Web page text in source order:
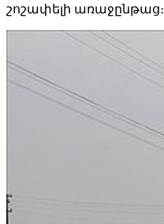
շոշափելի առաջընթաց։